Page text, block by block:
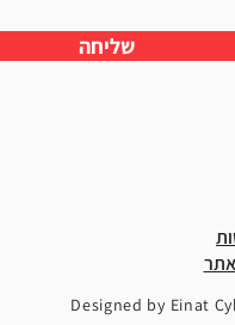
שליחה
Designed by Einat